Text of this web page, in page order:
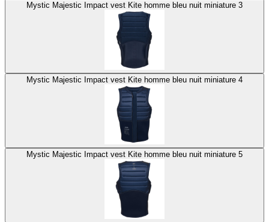
Mystic Majestic Impact vest Kite homme bleu nuit miniature 3
Mystic Majestic Impact vest Kite homme bleu nuit miniature 4
Mystic Majestic Impact vest Kite homme bleu nuit miniature 5